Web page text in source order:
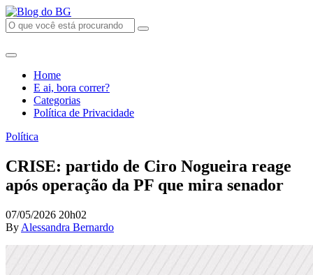
Home
E ai, bora correr?
Categorias
Política de Privacidade
Política
CRISE: partido de Ciro Nogueira reage
após operação da PF que mira senador
07/05/2026 20h02
By Alessandra Bernardo